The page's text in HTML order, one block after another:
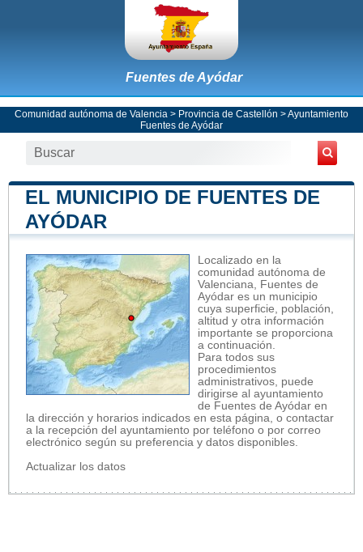
Fuentes de Ayódar
Comunidad autónoma de Valencia > Provincia de Castellón >Ayuntamiento
Fuentes de Ayódar
EL MUNICIPIO DE FUENTES DE
AYÓDAR
Localizado en la
comunidad autónoma de
Valenciana, Fuentes de
Ayódar es un municipio
cuya superficie, población,
altitud y otra información
importante se proporciona
a continuación.
Para todos sus
procedimientos
administrativos, puede
dirigirse al ayuntamiento
de Fuentes de Ayódar en
la dirección y horarios indicados en esta página, o contactar
a la recepción del ayuntamiento por teléfono o por correo
electrónico según su preferencia y datos disponibles.
Actualizar los datos